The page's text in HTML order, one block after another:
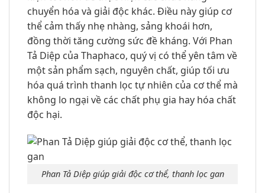
chuyển hóa và giải độc khác. Điều này giúp cơ
thể cảm thấy nhẹ nhàng, sảng khoái hơn,
đồng thời tăng cường sức đề kháng. Với Phan
Tả Diệp của Thaphaco, quý vị có thể yên tâm về
một sản phẩm sạch, nguyên chất, giúp tối ưu
hóa quá trình thanh lọc tự nhiên của cơ thể mà
không lo ngại về các chất phụ gia hay hóa chất
độc hại.
Phan Tả Diệp giúp giải độc cơ thể, thanh lọc gan